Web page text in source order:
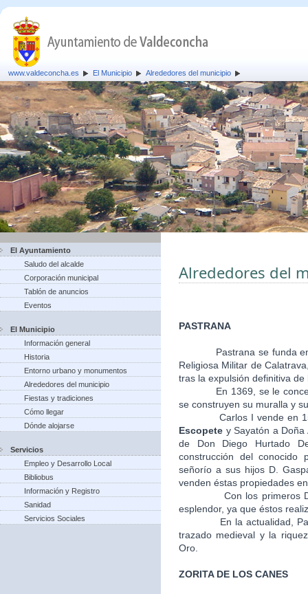
www.valdeconcha.es El Municipio Alrededores del municipio
El Ayuntamiento
Saludo del alcalde
Corporación municipal
Tablón de anuncios
Eventos
El Municipio
Información general
Historia
Entorno urbano y monumentos
Alrededores del municipio
Fiestas y tradiciones
Cómo llegar
Dónde alojarse
Servicios
Empleo y Desarrollo Local
Bibliobus
Información y Registro
Sanidad
Servicios Sociales
Alrededores del
PASTRANA
Pastrana se funda
Religiosa Militar de
tras la expulsión definitiva de
En 1369, se le concede
se construyen su muralla y
Carlos I vende en
Escopete y Sayatón a
de Don Diego Hurtado
construcción del conocido
señorío a sus hijos D.
venden éstas propiedades
Con los primeros
esplendor, ya que éstos
En la actualidad,
trazado medieval y la
Oro.
ZORITA DE LOS CANES